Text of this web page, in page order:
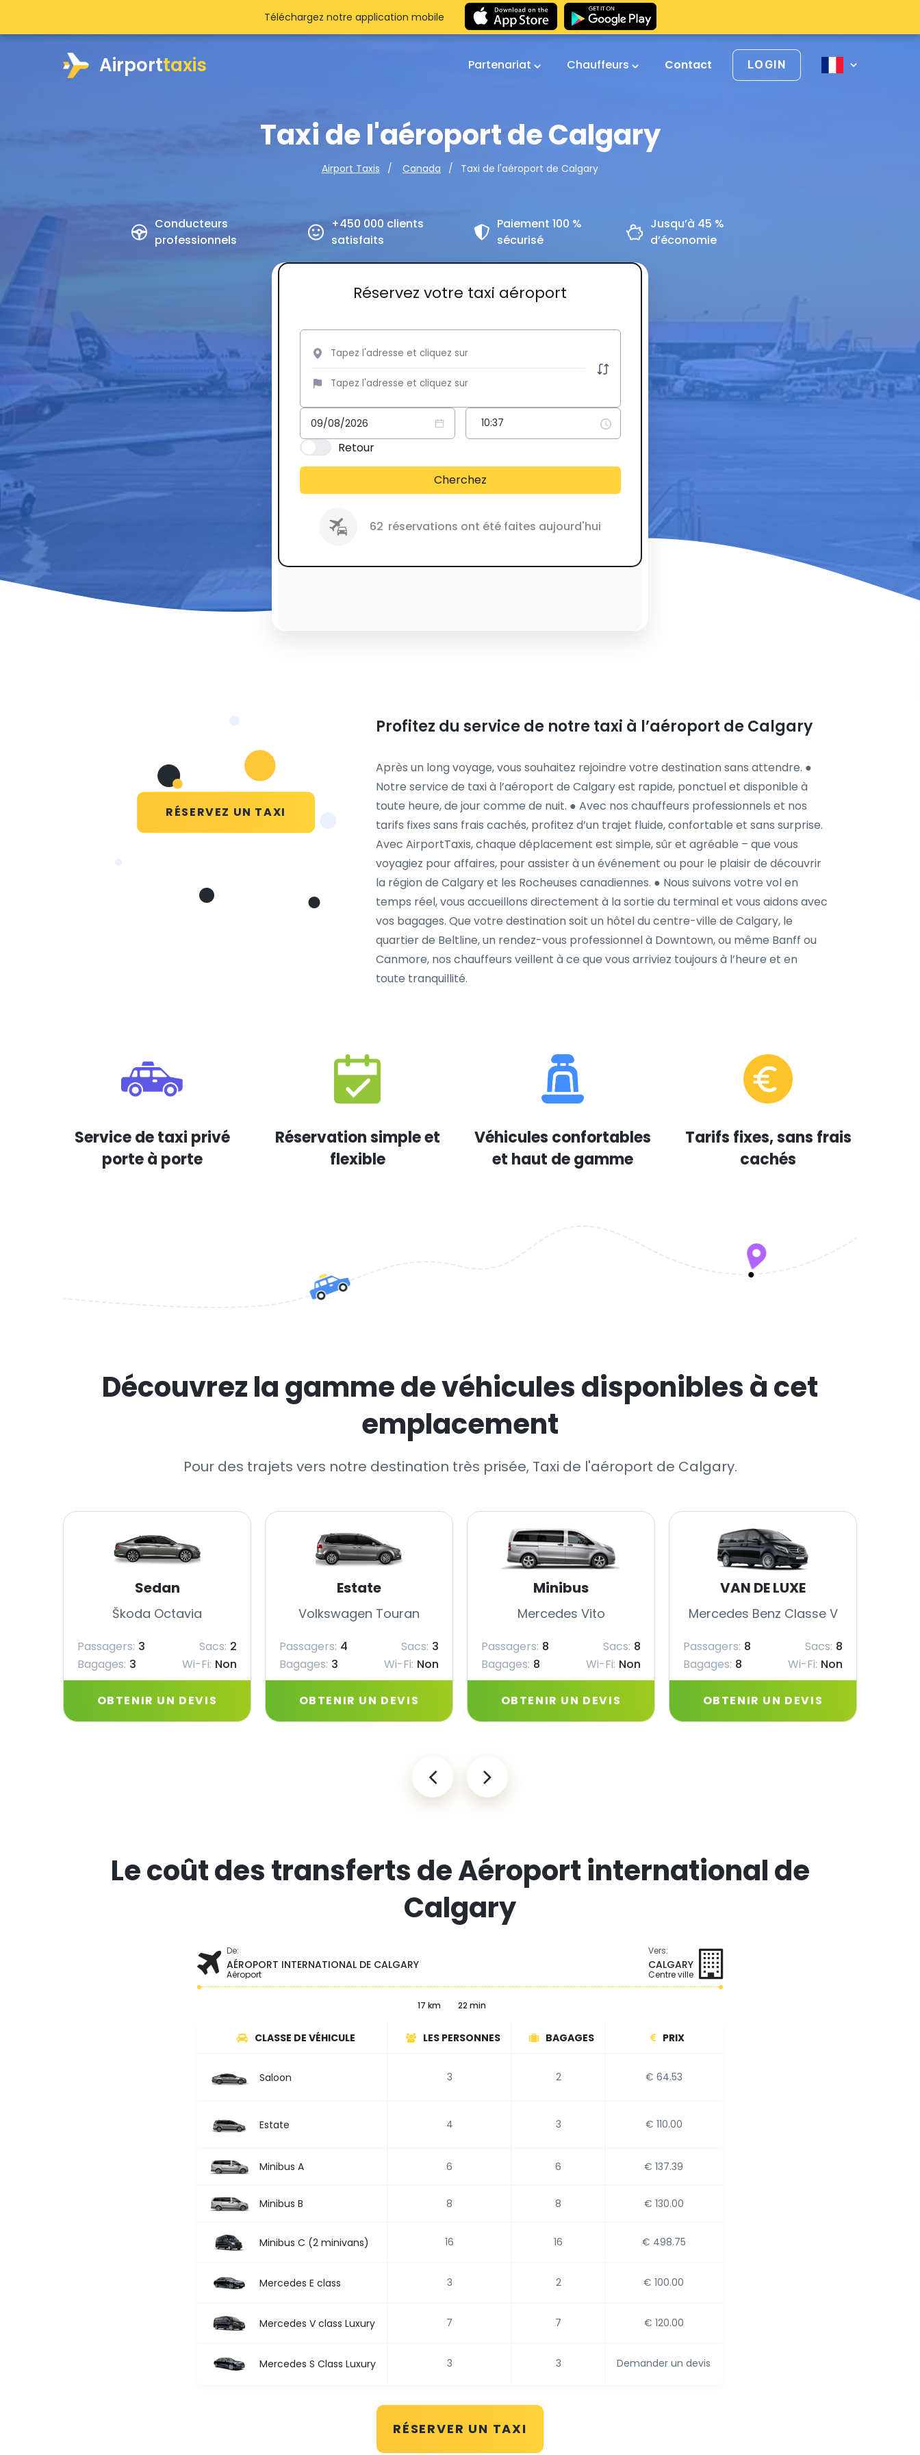
Airporttaxis Partenariat Chauffeurs Contact LOGIN
Taxi de l'aéroport de Calgary
Airport Taxis Canada Taxi de l'aéroport de Calgary
Conducteurs
professionnels
+450 000 clients
satisfaits
Paiement 100 %
sécurisé
Jusqu’à 45 %
d’économie
Réservez votre taxi aéroport
Retour
Cherchez
62 réservations ont été faites aujourd'hui
Téléchargez notre application mobile
RÉSERVEZ UN TAXI
Profitez du service de notre taxi à l’aéroport de Calgary
Après un long voyage, vous souhaitez rejoindre votre destination sans attendre. ●
Notre service de taxi à l’aéroport de Calgary est rapide, ponctuel et disponible à
toute heure, de jour comme de nuit. ● Avec nos chauffeurs professionnels et nos
tarifs fixes sans frais cachés, profitez d’un trajet fluide, confortable et sans surprise.
Avec AirportTaxis, chaque déplacement est simple, sûr et agréable – que vous
voyagiez pour affaires, pour assister à un événement ou pour le plaisir de découvrir
la région de Calgary et les Rocheuses canadiennes. ● Nous suivons votre vol en
temps réel, vous accueillons directement à la sortie du terminal et vous aidons avec
vos bagages. Que votre destination soit un hôtel du centre-ville de Calgary, le
quartier de Beltline, un rendez-vous professionnel à Downtown, ou même Banff ou
Canmore, nos chauffeurs veillent à ce que vous arriviez toujours à l’heure et en
toute tranquillité.
Service de taxi privé
porte à porte
Réservation simple et
flexible
Véhicules confortables
et haut de gamme
Tarifs fixes, sans frais
cachés
Découvrez la gamme de véhicules disponibles à cet
emplacement
Pour des trajets vers notre destination très prisée, Taxi de l'aéroport de Calgary.
Sedan
Škoda Octavia
Passagers: 3 Sacs: 2
Bagages: 3 Wi-Fi: Non
OBTENIR UN DEVIS
Estate
Volkswagen Touran
Passagers: 4 Sacs: 3
Bagages: 3 Wi-Fi: Non
OBTENIR UN DEVIS
Minibus
Mercedes Vito
Passagers: 8 Sacs: 8
Bagages: 8 Wi-Fi: Non
OBTENIR UN DEVIS
VAN DE LUXE
Mercedes Benz Classe V
Passagers: 8 Sacs: 8
Bagages: 8 Wi-Fi: Non
OBTENIR UN DEVIS
Le coût des transferts de Aéroport international de
Calgary
De:
AÉROPORT INTERNATIONAL DE CALGARY
Aéroport
Vers:
CALGARY
Centre ville
17 km 22 min
CLASSE DE VÉHICULE LES PERSONNES BAGAGES PRIX
Saloon 3 2 € 64.53
Estate 4 3 € 110.00
Minibus A 6 6 € 137.39
Minibus B 8 8 € 130.00
Minibus C (2 minivans) 16 16 € 498.75
Mercedes E class 3 2 € 100.00
Mercedes V class Luxury 7 7 € 120.00
Mercedes S Class Luxury 3 3 Demander un devis
RÉSERVER UN TAXI